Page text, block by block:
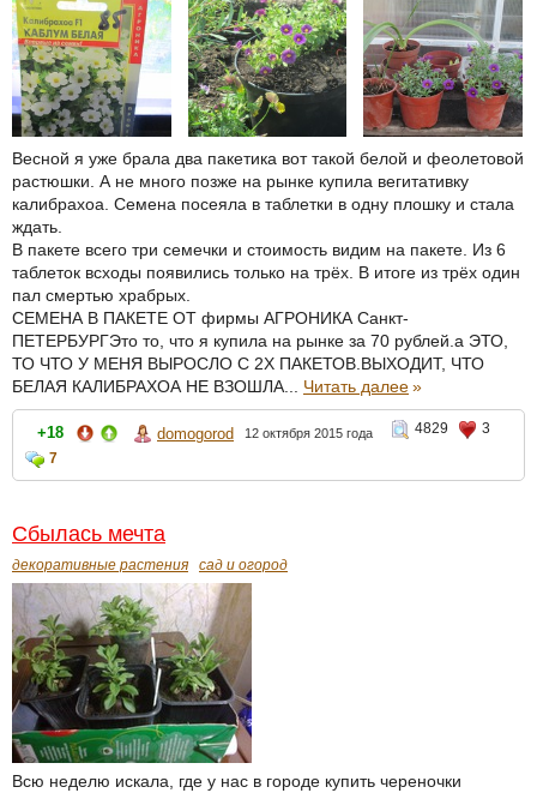
Весной я уже брала два пакетика вот такой белой и феолетовой
растюшки. А не много позже на рынке купила вегитативку
калибрахоа. Семена посеяла в таблетки в одну плошку и стала
ждать.
В пакете всего три семечки и стоимость видим на пакете. Из 6
таблеток всходы появились только на трёх. В итоге из трёх один
пал смертью храбрых.
СЕМЕНА В ПАКЕТЕ ОТ фирмы АГРОНИКА Санкт-
ПЕТЕРБУРГЭто то, что я купила на рынке за 70 рублей.а ЭТО,
ТО ЧТО У МЕНЯ ВЫРОСЛО С 2Х ПАКЕТОВ.ВЫХОДИТ, ЧТО
БЕЛАЯ КАЛИБРАХОА НЕ ВЗОШЛА... Читать далее»
+18 domogorod 12 октября 2015 года 4829
3
7
Сбылась мечта
декоративные растения сад и огород
Всю неделю искала, где у нас в городе купить череночки